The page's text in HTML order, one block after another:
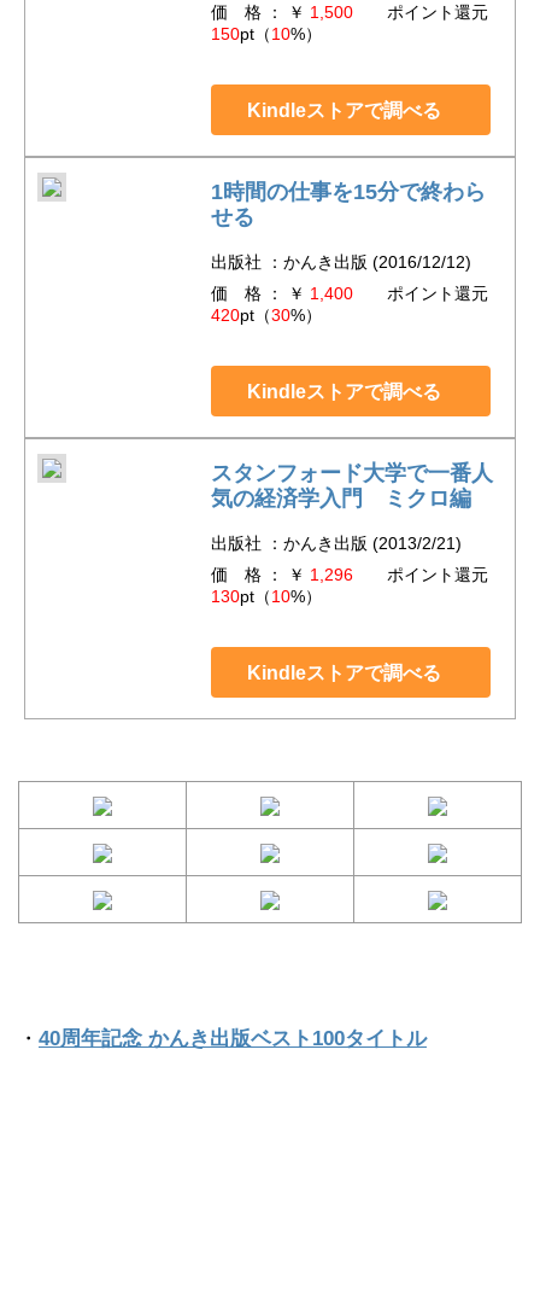
価 格 ： ￥ 1,500ポイント還元
150pt（10%）
Kindleストアで調べる
1時間の仕事を15分で終わら
せる
出版社 ：かんき出版 (2016/12/12)
価 格 ： ￥ 1,400ポイント還元
420pt（30%）
Kindleストアで調べる
スタンフォード大学で一番人
気の経済学入門 ミクロ編
出版社 ：かんき出版 (2013/2/21)
価 格 ： ￥ 1,296ポイント還元
130pt（10%）
Kindleストアで調べる
・ 40周年記念 かんき出版ベスト100タイトル